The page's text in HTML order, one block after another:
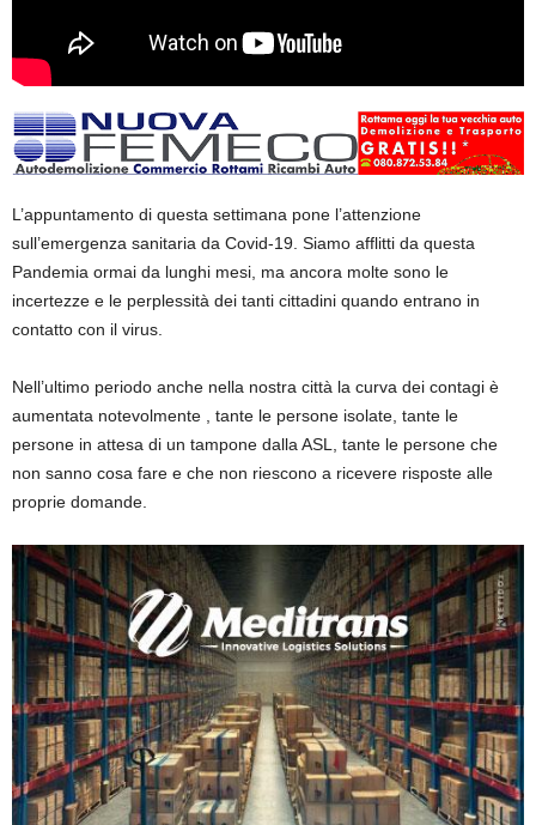
L’appuntamento di questa settimana pone l’attenzione
sull’emergenza sanitaria da Covid-19. Siamo afflitti da questa
Pandemia ormai da lunghi mesi, ma ancora molte sono le
incertezze e le perplessità dei tanti cittadini quando entrano in
contatto con il virus.
Nell’ultimo periodo anche nella nostra città la curva dei contagi è
aumentata notevolmente , tante le persone isolate, tante le
persone in attesa di un tampone dalla ASL, tante le persone che
non sanno cosa fare e che non riescono a ricevere risposte alle
proprie domande.